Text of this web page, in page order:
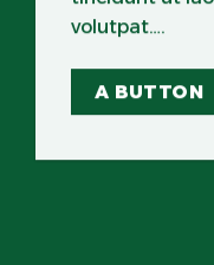
volutpat….
A BUTTON